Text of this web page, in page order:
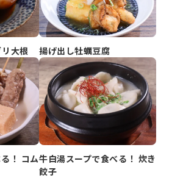
大根 揚げ出し牡蠣豆腐
！ コム牛白湯スープで食べる！ 炊き
餃子